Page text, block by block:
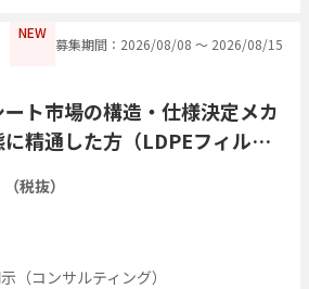
NEW
募集期間：2026/08/08 〜 2026/08/15
ト市場の構造・仕様決定メカ
精通した方（LDPEフィル
税抜）
（コンサルティング）